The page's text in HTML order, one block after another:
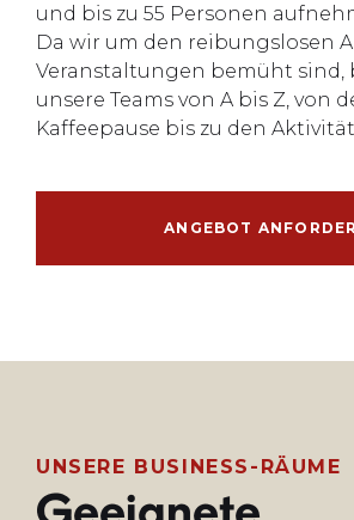
und bis zu 55 Personen
Da wir um den reibungslosen
Veranstaltungen bemüht sind,
unsere Teams von A bis Z, von
Kaffeepause bis zu den
ANGEBOT
UNSERE BUSINESS-RÄUME